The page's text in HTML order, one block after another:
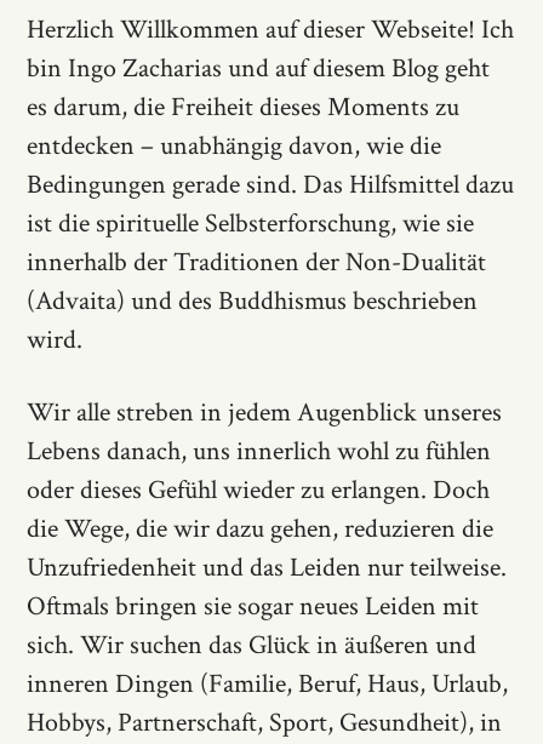
Herzlich Willkommen auf dieser Webseite! Ich
bin Ingo Zacharias und auf diesem Blog geht
es darum, die Freiheit dieses Moments zu
entdecken – unabhängig davon, wie die
Bedingungen gerade sind. Das Hilfsmittel dazu
ist die spirituelle Selbsterforschung, wie sie
innerhalb der Traditionen der Non-Dualität
(Advaita) und des Buddhismus beschrieben
wird.
Wir alle streben in jedem Augenblick unseres
Lebens danach, uns innerlich wohl zu fühlen
oder dieses Gefühl wieder zu erlangen. Doch
die Wege, die wir dazu gehen, reduzieren die
Unzufriedenheit und das Leiden nur teilweise.
Oftmals bringen sie sogar neues Leiden mit
sich. Wir suchen das Glück in äußeren und
inneren Dingen (Familie, Beruf, Haus, Urlaub,
Hobbys, Partnerschaft, Sport, Gesundheit), in